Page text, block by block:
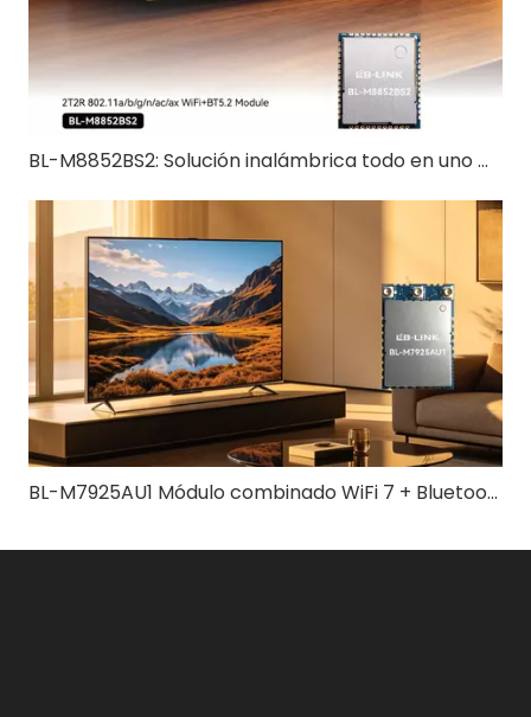
BL-M8852BS2: Solución inalámbrica todo en uno WiFi 6 + Bluetooth 5.2
BL-M7925AU1 Módulo combinado WiFi 7 + Bluetooth 5.4 | Solución inalámbrica tribanda de alta velocidad